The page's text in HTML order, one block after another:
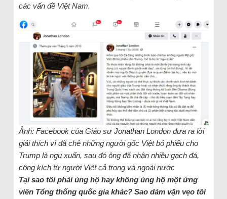
các vấn đề Việt Nam.
Ảnh: Facebook của Giáo sư Jonathan London đưa ra lời
giải thích vì đã chê những người gốc Việt bỏ phiếu cho
Trump là ngu xuẩn, sau đó ông đã nhận nhiều gạch đá,
công kích từ người Việt cả trong và ngoài nước
Tại sao tôi phải ủng hộ hay không ủng hộ một ứng
viên Tổng thống quốc gia khác? Sao dám vặn vẹo tôi